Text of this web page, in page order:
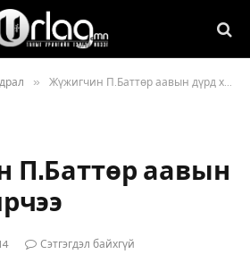
» Жүжигчин П.Баттөр аавын дүрд хувирчээ
П.Баттөр аавын
Сэтгэгдэл байхгүй